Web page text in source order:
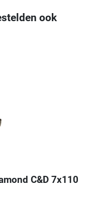
ook
C&D 7x110